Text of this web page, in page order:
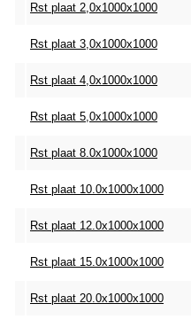
Rst plaat 2,0x1000x1000
Rst plaat 3,0x1000x1000
Rst plaat 4,0x1000x1000
Rst plaat 5,0x1000x1000
Rst plaat 8.0x1000x1000
Rst plaat 10.0x1000x1000
Rst plaat 12.0x1000x1000
Rst plaat 15.0x1000x1000
Rst plaat 20.0x1000x1000